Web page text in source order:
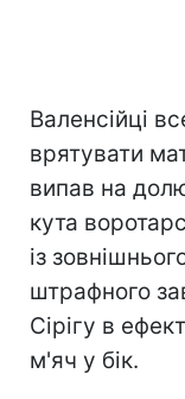
Валенсійці
врятувати
випав на
кута
із
штрафного
Сірігу в
м'яч у бік.